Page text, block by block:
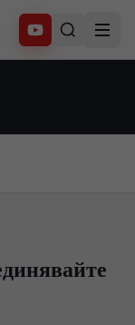
Абонирай се